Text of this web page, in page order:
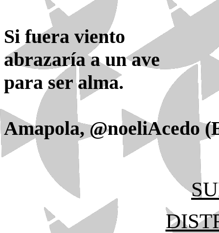
Si fuera viento
abrazaría a un ave
para ser alma.
Amapola, @noeliAcedo